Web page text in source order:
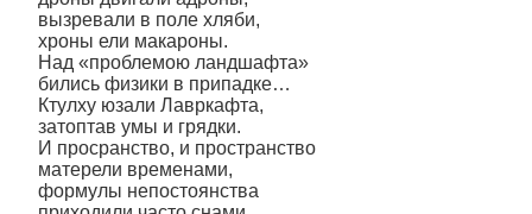
вызревали в поле хляби,
хроны ели макароны.
Над «проблемою ландшафта»
бились физики в припадке…
Ктулху юзали Лавркафта,
затоптав умы и грядки.
И просранство, и пространство
матерели временами,
формулы непостоянства